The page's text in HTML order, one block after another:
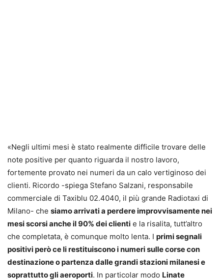
«Negli ultimi mesi è stato realmente difficile trovare delle
note positive per quanto riguarda il nostro lavoro,
fortemente provato nei numeri da un calo vertiginoso dei
clienti. Ricordo -spiega Stefano Salzani, responsabile
commerciale di Taxiblu 02.4040, il più grande Radiotaxi di
Milano- che siamo arrivati a perdere improvvisamente nei
mesi scorsi anche il 90% dei clienti e la risalita, tutt’altro
che completata, è comunque molto lenta. I primi segnali
positivi però ce li restituiscono i numeri sulle corse con
destinazione o partenza dalle grandi stazioni milanesi e
soprattutto gli aeroporti. In particolar modo Linate